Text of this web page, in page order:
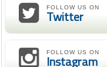
FOLLOW US ON
Twitter
FOLLOW US ON
Instagram